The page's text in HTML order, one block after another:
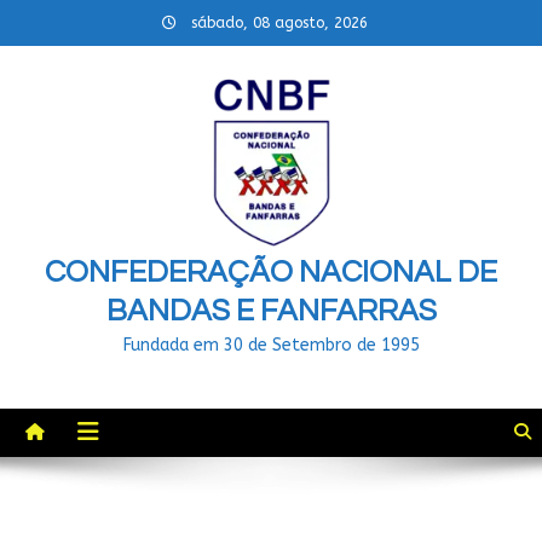
to
sábado, 08 agosto, 2026
CONFEDERAÇÃO NACIONAL DE
BANDAS E FANFARRAS
Fundada em 30 de Setembro de 1995